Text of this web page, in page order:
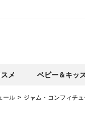
スメ ベビー＆キッ
ール ジャム・コンフィチ